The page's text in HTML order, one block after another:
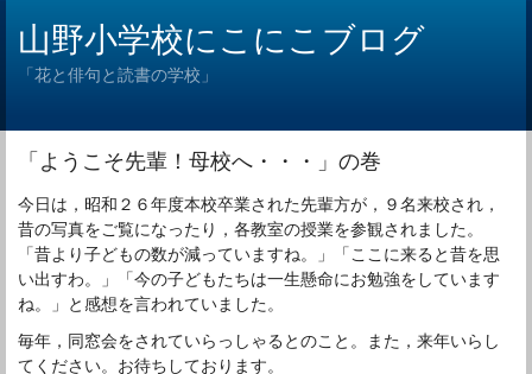
山野小学校にこにこブログ
「花と俳句と読書の学校」
「ようこそ先輩！母校へ・・・」の巻
今日は，昭和２６年度本校卒業された先輩方が，９名来校され，
昔の写真をご覧になったり，各教室の授業を参観されました。
「昔より子どもの数が減っていますね。」「ここに来ると昔を思
い出すわ。」「今の子どもたちは一生懸命にお勉強をしています
ね。」と感想を言われていました。
毎年，同窓会をされていらっしゃるとのこと。また，来年いらし
てください。お待ちしております。